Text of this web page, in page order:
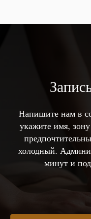
Напишите нам в
укажите имя,
холодный.
минут и